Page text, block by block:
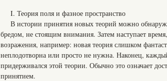
I. Теория поля и фазное пространство
В истории принятия новых теорий можно
бредом, не стоящим внимания. Затем наступает
возражения, например: новая теория слишком
неплодотворна или просто не нужна. Наконец,
придерживался этой теории. Обычно это означает
принятием.